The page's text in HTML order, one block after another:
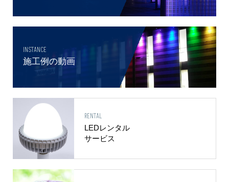
INSTANCE
施工例の動画
RENTAL
LEDレンタル
サービス